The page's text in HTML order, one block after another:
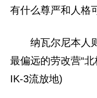
有什么尊严和人格
纳瓦尔尼本人
最偏远的劳改营“
IK-3流放地)